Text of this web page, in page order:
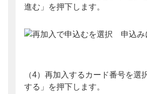
進む」を押下します。
（4）再加入するカード番号を選
する」を押下します。